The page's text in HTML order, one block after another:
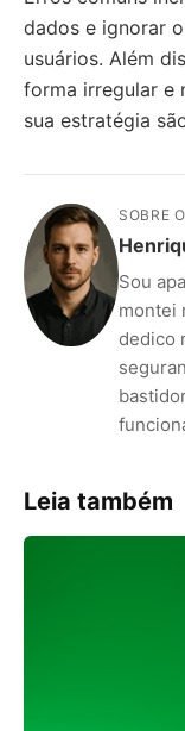
dados e ignorar
usuários. Além
forma irregular e
sua estratégia
SOBRE
Sou
montei
dedico
Leia também